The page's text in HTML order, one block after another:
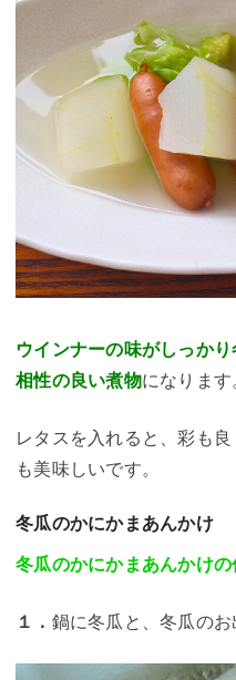
ウインナーの味がしっか
相性の良い煮物になります
レタスを入れると、彩も良
も美味しいです。
冬瓜のかにかまあんかけ
冬瓜のかにかまあんかけ
１． 鍋に冬瓜と、冬瓜のお